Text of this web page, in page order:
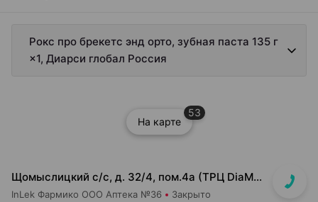
Рокс про брекетс энд орто, зубная паста 135 г
×1, Диарси глобал Россия
На карте
53
Щомыслицкий с/с, д. 32/4, пом.4а (ТРЦ DiaMond city, вход напротив магазина Маяк)
InLek Фармико ООО Аптека №36 Закрыто